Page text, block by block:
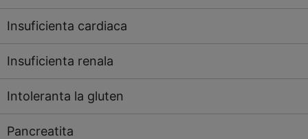
Insuficienta cardiaca
Insuficienta renala
Intoleranta la gluten
Pancreatita